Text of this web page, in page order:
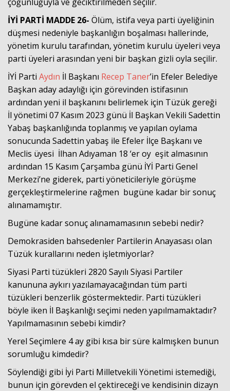
İYİ PARTİ MADDE 26- Ölüm, istifa veya parti üyeliğinin
düşmesi nedeniyle başkanlığın boşalması hallerinde,
yönetim kurulu tarafından, yönetim kurulu üyeleri veya
parti üyeleri arasından yeni bir başkan gizli oyla seçilir.
İYİ Parti Aydın İl Başkanı Recep Taner’in Efeler Belediye
Başkan aday adaylığı için görevinden istifasının
ardından yeni il başkanını belirlemek için Tüzük gereği
İl yönetimi 07 Kasım 2023 günü İl Başkan Vekili Sadettin
Yabaş başkanlığında toplanmış ve yapılan oylama
sonucunda Sadettin yabaş ile Efeler İlçe Başkanı ve
Meclis üyesi İlhan Adıyaman 18 ‘er oy eşit almasının
ardından 15 Kasım Çarşamba günü İYİ Parti Genel
Merkezi’ne giderek, parti yöneticileriyle görüşme
gerçekleştirmelerine rağmen bugüne kadar bir sonuç
alınamamıştır.
Bugüne kadar sonuç alınamamasının sebebi nedir?
Demokrasiden bahsedenler Partilerin Anayasası olan
Tüzük kurallarını neden işletmiyorlar?
Siyasi Parti tüzükleri 2820 Sayılı Siyasi Partiler
kanununa aykırı yazılamayacağından tüm parti
tüzükleri benzerlik göstermektedir. Parti tüzükleri
böyle iken İl Başkanlığı seçimi neden yapılmamaktadır?
Yapılmamasının sebebi kimdir?
Yerel Seçimlere 4 ay gibi kısa bir süre kalmışken bunun
sorumluğu kimdedir?
Söylendiği gibi İyi Parti Milletvekili Yönetimi istemediği,
bunun için görevden el çektireceği ve kendisinin dizayn